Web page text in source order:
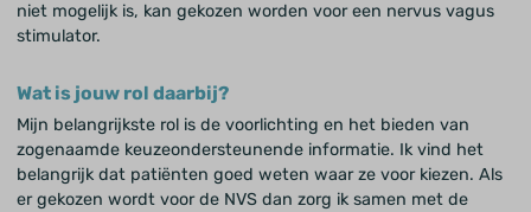
niet mogelijk is, kan gekozen worden voor een nervus vagus
stimulator.
Wat is jouw rol daarbij?
Mijn belangrijkste rol is de voorlichting en het bieden van
zogenaamde keuzeondersteunende informatie. Ik vind het
belangrijk dat patiënten goed weten waar ze voor kiezen. Als
er gekozen wordt voor de NVS dan zorg ik samen met de